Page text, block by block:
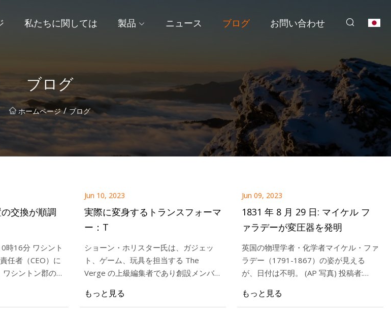
私たちに関しては 製品 ニュース ブログ お問い合わせ
ブログ
ホームページ / ブログ
ムスンは新た
えて、自社のメ
について再び
Jun 11, 2023
2023年8月22日午前10時16分 ワシントン
— トッド最高経営責任者（CEO）による
と、金曜日の夜、ワシントン郡の病院と診
交換が順調
時16分 ワシント
任者（CEO）に
シントン郡の病
したとのこと
Jun 10, 2023
実際に変身するトランスフォーマ
ー：T
ショーン・ホリスター氏は、ガジェッ
ト、ゲーム、玩具を担当する The
Verge の上級編集者であり創設メンバ
CNET、Gizmodo、Engadget などの編
もっと見る
Jun 09, 2023
1831 年 8 月 29 日: マイケル フ
ァラデーが変圧器を発明
英国の物理学者・化学者マイケル・ファ
ラデー（1791-1867）の姿が見える
が、日付は不明。 (AP 写真) 投稿者:
日 / 午前 9 時 33 分 EDT 更新日: 2
もっと見る